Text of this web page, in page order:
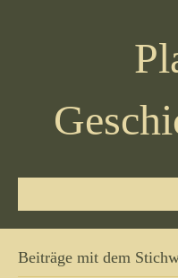
Beiträge mit dem